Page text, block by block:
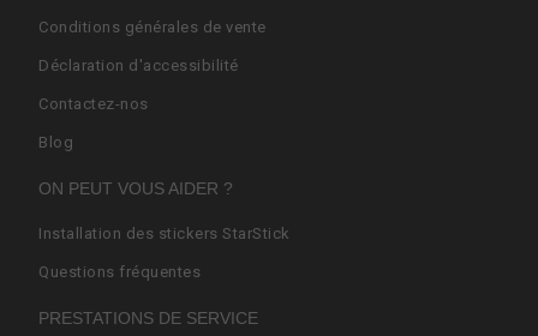
Conditions générales de vente
Déclaration d'accessibilité
Contactez-nos
Blog
ON PEUT VOUS AIDER ?
Installation des stickers StarStick
Questions fréquentes
PRESTATIONS DE SERVICE